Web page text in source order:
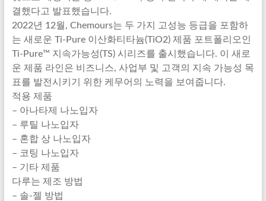
결했다고 발표했습니다.
2022년 12월, Chemours는 두 가지 고성능 등급을 포함하
는 새로운 Ti-Pure 이산화티타늄(TiO2) 제품 포트폴리오인
Ti-Pure™ 지속가능성(TS) 시리즈를 출시했습니다. 이 새로
운 제품 라인은 비즈니스, 사업부 및 고객의 지속 가능성 목
표를 발전시키기 위한 케무어의 노력을 보여줍니다.
적용 제품
– 아나타제 나노입자
– 루틸 나노입자
– 혼합 상 나노입자
– 코팅 나노입자
– 기타 제품
다루는 제조 방법
– 솔-젤 방법